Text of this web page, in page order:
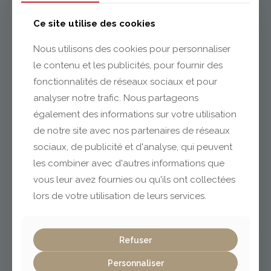
DÉCOUVREZ
NOTRE CATALOGUE
SOLS ET MURS
Ce site utilise des cookies
Nous utilisons des cookies pour personnaliser
le contenu et les publicités, pour fournir des
fonctionnalités de réseaux sociaux et pour
analyser notre trafic. Nous partageons
également des informations sur votre utilisation
de notre site avec nos partenaires de réseaux
sociaux, de publicité et d'analyse, qui peuvent
les combiner avec d'autres informations que
vous leur avez fournies ou qu'ils ont collectées
lors de votre utilisation de leurs services.
Refuser
Personnaliser